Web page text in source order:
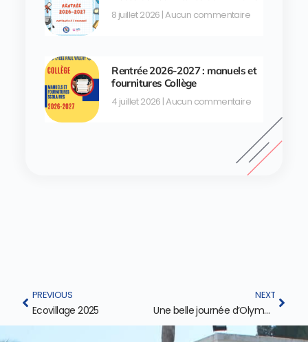
8 juillet 2026 Aucun commentaire
Rentrée 2026-2027 : manuels et
fournitures Collège
4 juillet 2026 Aucun commentaire
PREVIOUS
Ecovillage 2025
NEXT
Une belle journée d’Olympiades au lycée Paul Valéry !